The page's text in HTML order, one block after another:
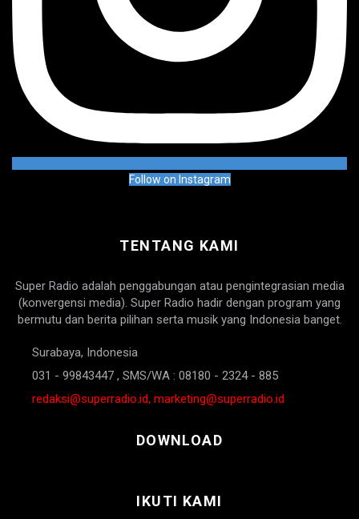
Follow on Instagram
TENTANG KAMI
Super Radio adalah penggabungan atau pengintegrasian media
(konvergensi media). Super Radio hadir dengan program yang
bermutu dan berita pilihan serta musik yang Indonesia banget.
Surabaya, Indonesia
031 - 99843447 , SMS/WA : 08180 - 2324 - 885
redaksi@superradio.id, marketing@superradio.id
DOWNLOAD
IKUTI KAMI